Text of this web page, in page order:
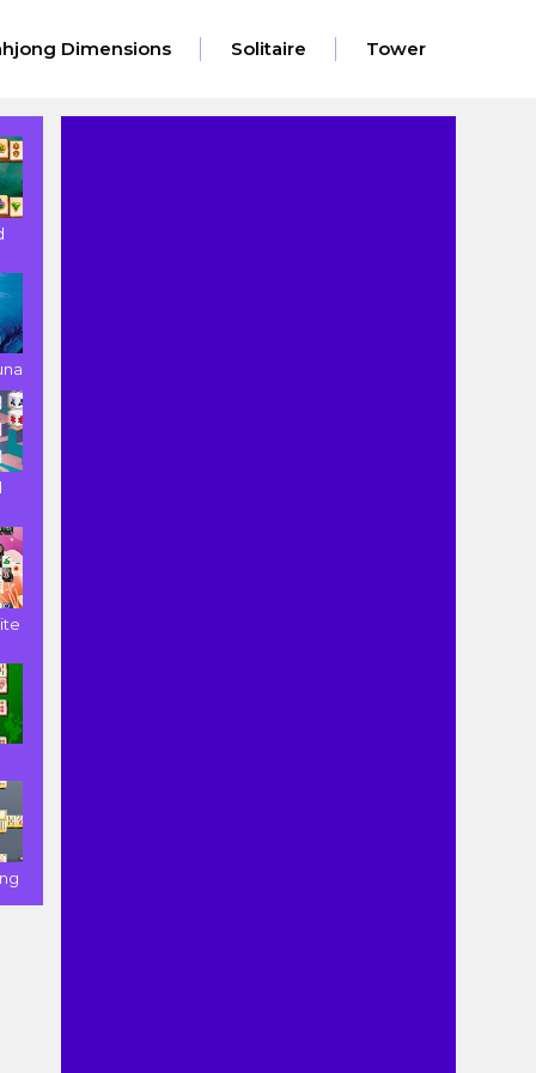
Dimensions Solitaire Tower